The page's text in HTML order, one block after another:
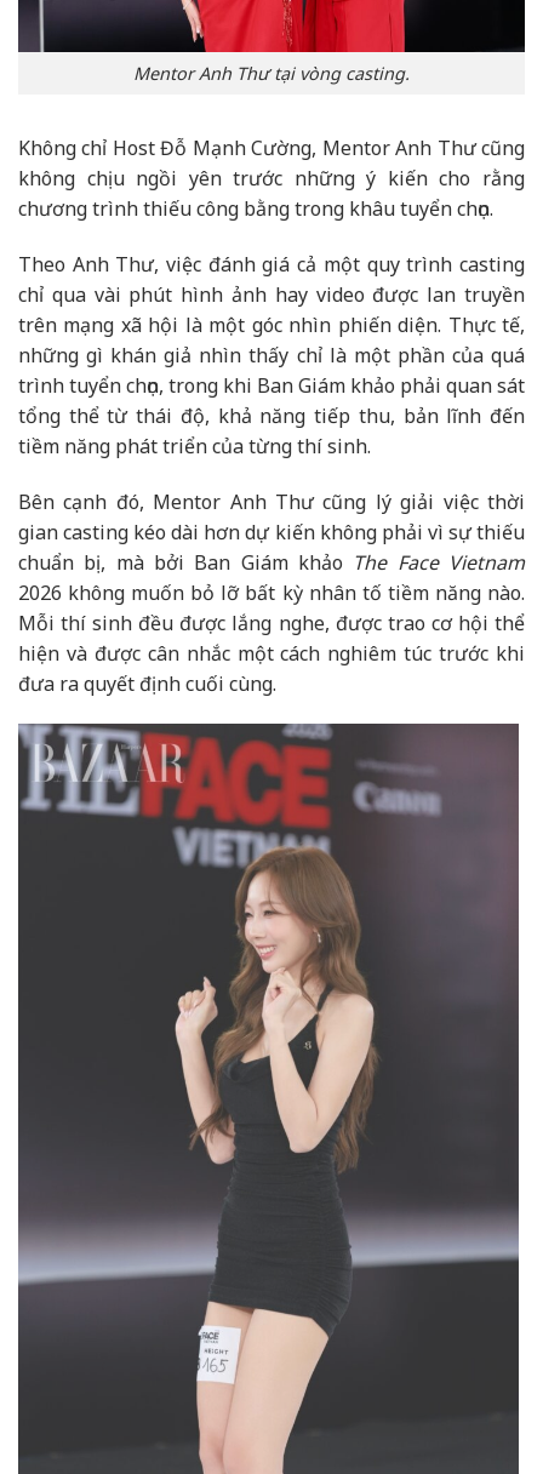
Mentor Anh Thư tại vòng casting.
Không chỉ Host Đỗ Mạnh Cường, Mentor Anh Thư cũng
không chịu ngồi yên trước những ý kiến cho rằng
chương trình thiếu công bằng trong khâu tuyển chọn.
Theo Anh Thư, việc đánh giá cả một quy trình casting
chỉ qua vài phút hình ảnh hay video được lan truyền
trên mạng xã hội là một góc nhìn phiến diện. Thực tế,
những gì khán giả nhìn thấy chỉ là một phần của quá
trình tuyển chọn, trong khi Ban Giám khảo phải quan sát
tổng thể từ thái độ, khả năng tiếp thu, bản lĩnh đến
tiềm năng phát triển của từng thí sinh.
Bên cạnh đó, Mentor Anh Thư cũng lý giải việc thời
gian casting kéo dài hơn dự kiến không phải vì sự thiếu
chuẩn bị, mà bởi Ban Giám khảo The Face Vietnam
2026 không muốn bỏ lỡ bất kỳ nhân tố tiềm năng nào.
Mỗi thí sinh đều được lắng nghe, được trao cơ hội thể
hiện và được cân nhắc một cách nghiêm túc trước khi
đưa ra quyết định cuối cùng.